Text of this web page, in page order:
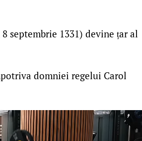
septembrie 1331) devine țar al
domniei regelui Carol